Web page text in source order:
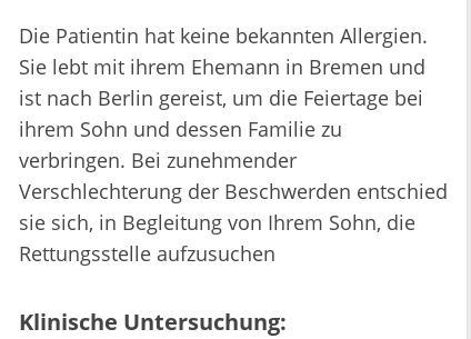
Die Patientin hat keine bekannten Allergien.
Sie lebt mit ihrem Ehemann in Bremen und
ist nach Berlin gereist, um die Feiertage bei
ihrem Sohn und dessen Familie zu
verbringen. Bei zunehmender
Verschlechterung der Beschwerden entschied
sie sich, in Begleitung von Ihrem Sohn, die
Rettungsstelle aufzusuchen
Klinische Untersuchung: